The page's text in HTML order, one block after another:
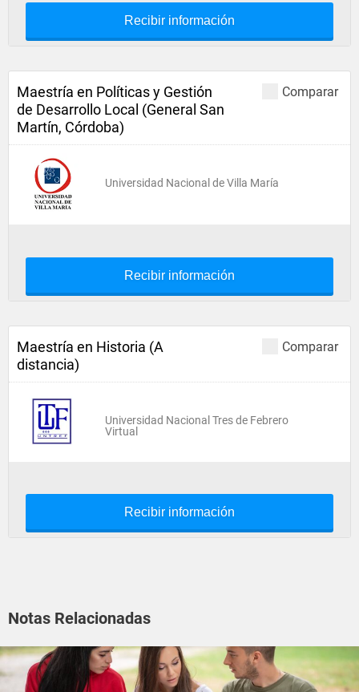
Recibir información
Comparar
Maestría en Políticas y Gestión
de Desarrollo Local (General San
Martín, Córdoba)
Universidad Nacional de Villa María
Recibir información
Comparar
Maestría en Historia (A
distancia)
Universidad Nacional Tres de Febrero
Virtual
Recibir información
Notas Relacionadas